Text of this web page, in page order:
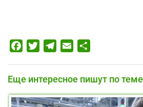
FacebookTwitterTelegram
Email
Еще интересное пишут по теме